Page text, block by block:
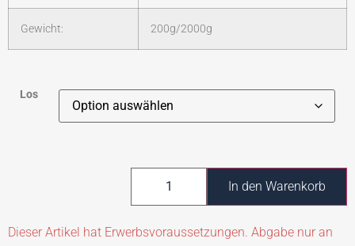
Gewicht: 200g/2000g
Los
In den Warenkorb
Dieser Artikel hat Erwerbsvoraussetzungen. Abgabe nur an